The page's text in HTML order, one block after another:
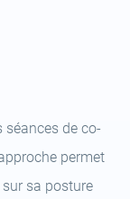
séances de co-
permet
sa posture